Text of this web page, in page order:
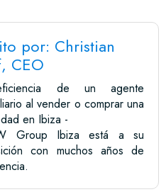
por: Christian
CEO
de un agente
al vender o comprar una
en Ibiza -
Group Ibiza está a su
con muchos años de